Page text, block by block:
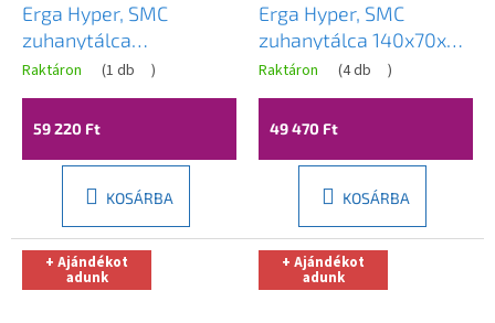
Erga Hyper, SMC
zuhanytálca
140x90x2,6 cm + szifon,
matt szürke, ERG-V06-
SMC-9014S-GR
Raktáron (1 db )
59 220 Ft
KOSÁRBA
Erga Hyper, SMC
zuhanytálca 140x70x2,6
cm + szifon, fekete
matt, ERG-V06-SMC-
7014S-BK
Raktáron (4 db )
49 470 Ft
KOSÁRBA
+ Ajándékot
adunk
+ Ajándékot
adunk